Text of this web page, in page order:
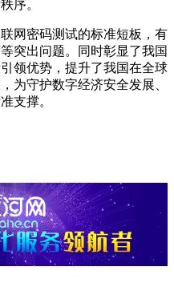
序。
密码测试的标准短板，有
突出问题。同时彰显了我国
领优势，提升了我国在全球
为守护数字经济安全发展、
支撑。